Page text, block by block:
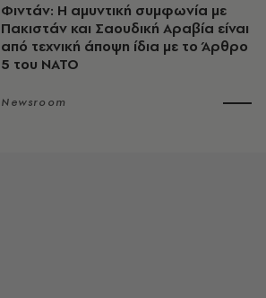
Φιντάν: Η αμυντική συμφωνία με
Πακιστάν και Σαουδική Αραβία είναι
από τεχνική άποψη ίδια με τo Άρθρο
5 του ΝΑΤΟ
Newsroom